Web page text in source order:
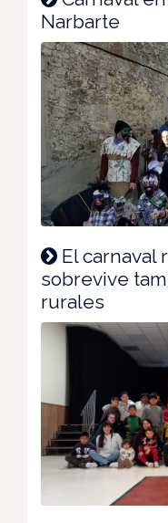
Narbarte
El carnaval
sobrevive
rurales